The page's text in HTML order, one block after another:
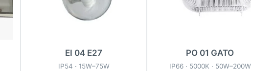
EI 04 E27
IP54 · 15W–75W
PO 01 GATO
IP66 · 5000K · 50W–200W